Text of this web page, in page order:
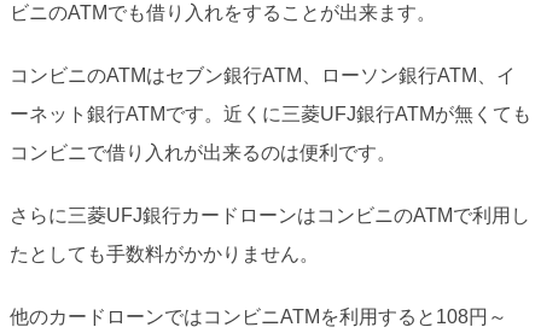
ビニのATMでも借り入れをすることが出来ます。
コンビニのATMはセブン銀行ATM、ローソン銀行ATM、イ
ーネット銀行ATMです。近くに三菱UFJ銀行ATMが無くても
コンビニで借り入れが出来るのは便利です。
さらに三菱UFJ銀行カードローンはコンビニのATMで利用し
たとしても手数料がかかりません。
他のカードローンではコンビニATMを利用すると108円～